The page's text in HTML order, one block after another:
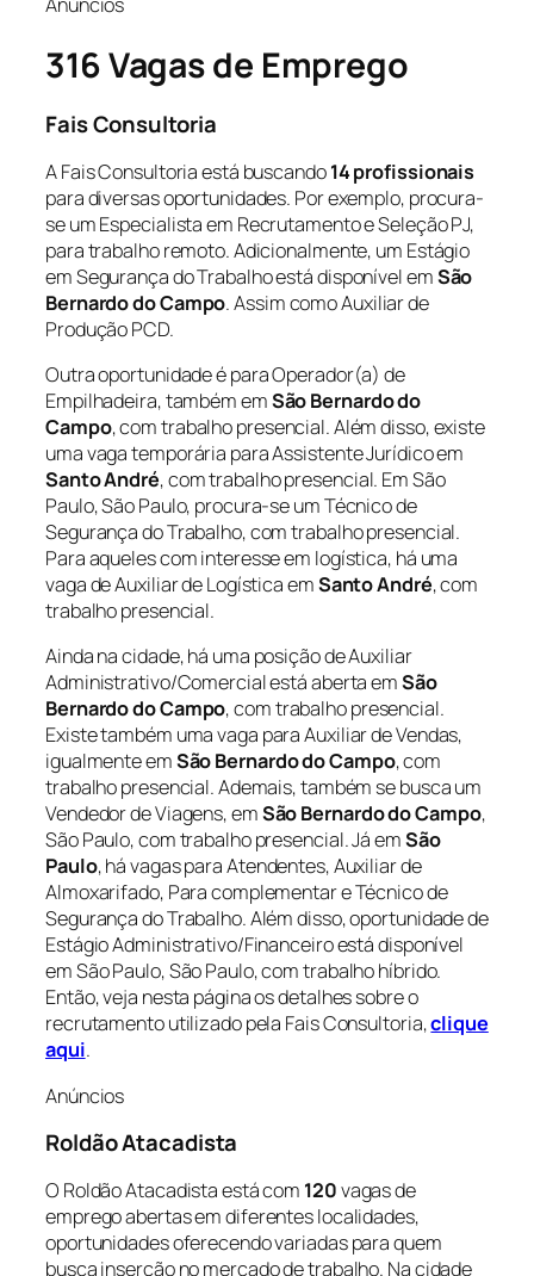
316 Vagas de Emprego
Fais Consultoria
A Fais Consultoria está buscando14 profissionais
para diversas oportunidades. Por exemplo, procura-
se um Especialista em Recrutamento e Seleção PJ,
para trabalho remoto. Adicionalmente, um Estágio
em Segurança do Trabalho está disponível emSão
Bernardo do Campo. Assim como Auxiliar de
Produção PCD.
Outra oportunidade é para Operador(a) de
Empilhadeira, também emSão Bernardo do
Campo, com trabalho presencial. Além disso, existe
uma vaga temporária para Assistente Jurídico em
Santo André, com trabalho presencial. Em São
Paulo, São Paulo, procura-se um Técnico de
Segurança do Trabalho, com trabalho presencial.
Para aqueles com interesse em logística, há uma
vaga de Auxiliar de Logística emSanto André, com
trabalho presencial.
Ainda na cidade, há uma posição de Auxiliar
Administrativo/Comercial está aberta emSão
Bernardo do Campo, com trabalho presencial.
Existe também uma vaga para Auxiliar de Vendas,
igualmente emSão Bernardo do Campo, com
trabalho presencial. Ademais, também se busca um
Vendedor de Viagens, emSão Bernardo do Campo,
São Paulo, com trabalho presencial. Já emSão
Paulo, há vagas para Atendentes, Auxiliar de
Almoxarifado, Para complementar e Técnico de
Segurança do Trabalho. Além disso, oportunidade de
Estágio Administrativo/Financeiro está disponível
em São Paulo, São Paulo, com trabalho híbrido.
Então, veja nesta página os detalhes sobre o
recrutamento utilizado pela Fais Consultoria,clique
aqui.
Anúncios
Roldão Atacadista
O Roldão Atacadista está com 120vagas de
emprego abertas em diferentes localidades,
oportunidades oferecendo variadas para quem
busca inserção no mercado de trabalho. Na cidade